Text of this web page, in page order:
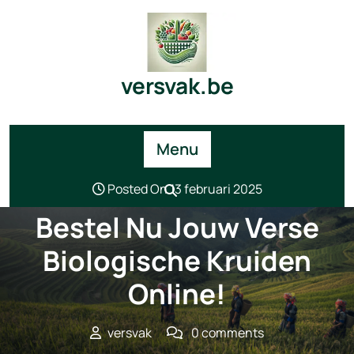
versvak.be
Menu
Posted On 13 februari 2025
Bestel Nu Jouw Verse
Biologische Kruiden
Online!
versvak 0 comments